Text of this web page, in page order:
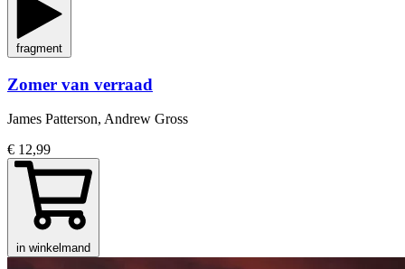
fragment
Zomer van verraad
James Patterson, Andrew Gross
€ 12,99
in winkelmand